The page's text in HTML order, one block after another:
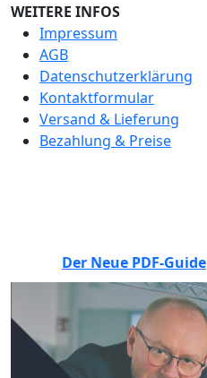
WEITERE INFOS
Impressum
AGB
Datenschutzerklärung
Kontaktformular
Versand & Lieferung
Bezahlung & Preise
Der Neue PDF-Guide